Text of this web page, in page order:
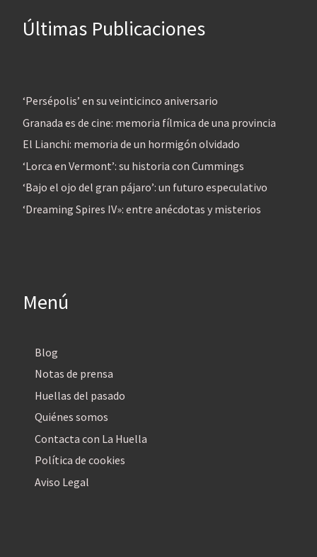
Últimas Publicaciones
‘Persépolis’ en su veinticinco aniversario
Granada es de cine: memoria fílmica de una provincia
El Lianchi: memoria de un hormigón olvidado
‘Lorca en Vermont’: su historia con Cummings
‘Bajo el ojo del gran pájaro’: un futuro especulativo
‘Dreaming Spires IV»: entre anécdotas y misterios
Menú
Blog
Notas de prensa
Huellas del pasado
Quiénes somos
Contacta con La Huella
Política de cookies
Aviso Legal